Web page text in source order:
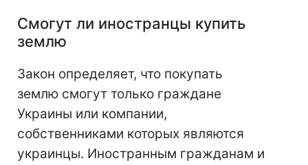
Смогут ли иностранцы купить
землю
Закон определяет, что покупать
землю смогут только граждане
Украины или компании,
собственниками которых являются
украинцы. Иностранным гражданам и